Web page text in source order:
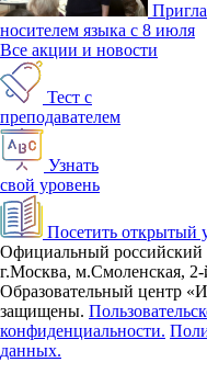
носителем языка с 8 июля
Все акции и новости
Тест с
преподавателем
Узнать
свой уровень
Посетить открытый
Официальный российский
г.Москва, м.Смоленская,
Образовательный центр
защищены.
конфиденциальности.
данных.